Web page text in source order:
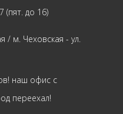
(пят. до 16)
/ м. Чеховская - ул.
наш офис с
переехал!